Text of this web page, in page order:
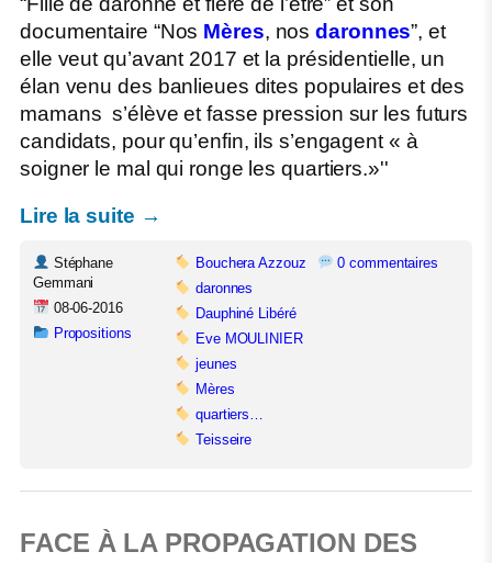
documentaire “Nos Mères, nosdaronnes”, et
elle veut qu’avant 2017 et la présidentielle, un
élan ­venu des banlieues dites populaires et des
mamans ­ s’élève et fasse pression sur les futurs
candidats, pour qu’enfin, ils s’engagent « à
soigner le mal qui ronge les quartiers.»''
Lire la suite →
Stéphane
Gemmani
08-06-2016
Propositions
Bouchera Azzouz
daronnes
Dauphiné Libéré
Eve MOULINIER
jeunes
Mères
quartiers…
Teisseire
0 commentaires
FACE À LA PROPAGATION DES